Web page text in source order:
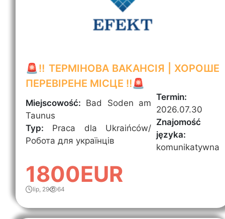
🚨‼️ ТЕРМІНОВА ВАКАНСІЯ | ХОРОШЕ
ПЕРЕВІРЕНЕ МІСЦЕ ‼️🚨
Miejscowość: Bad Soden am
Taunus
Typ:
Praca dla Ukraińców/
Робота для українців
Termin:
2026.07.30
Znajomość
języka:
komunikatywna
1800EUR
lip, 29 64